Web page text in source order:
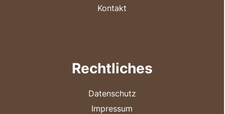
Kontakt
Rechtliches
Datenschutz
Impressum